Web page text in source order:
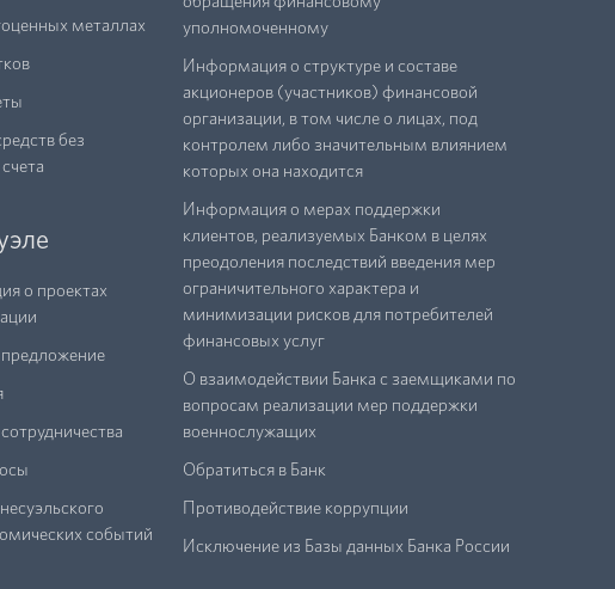
металлах
без
о проектах
событий
уполномоченному
Информация о структуре и составе
акционеров (участников) финансовой
организации, в том числе о лицах, под
контролем либо значительным влиянием
которых она находится
Информация о мерах поддержки
клиентов, реализуемых Банком в целях
преодоления последствий введения мер
ограничительного характера и
минимизации рисков для потребителей
финансовых услуг
О взаимодействии Банка с заемщиками по
вопросам реализации мер поддержки
военнослужащих
Обратиться в Банк
Противодействие коррупции
Исключение из Базы данных Банка России